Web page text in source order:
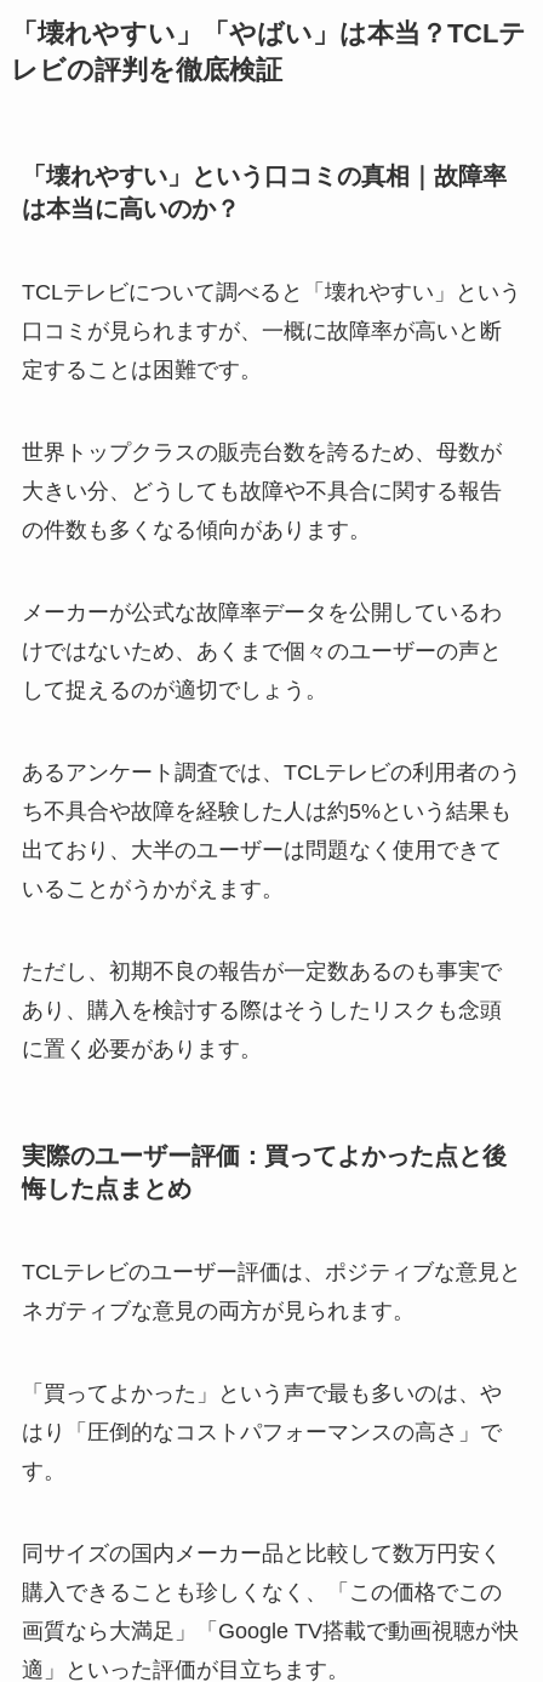
「壊れやすい」「やばい」は本当？TCLテ
レビの評判を徹底検証
「壊れやすい」という口コミの真相｜故障率
は本当に高いのか？
TCLテレビについて調べると「壊れやすい」という
口コミが見られますが、一概に故障率が高いと断
定することは困難です。
世界トップクラスの販売台数を誇るため、母数が
大きい分、どうしても故障や不具合に関する報告
の件数も多くなる傾向があります。
メーカーが公式な故障率データを公開しているわ
けではないため、あくまで個々のユーザーの声と
して捉えるのが適切でしょう。
あるアンケート調査では、TCLテレビの利用者のう
ち不具合や故障を経験した人は約5%という結果も
出ており、大半のユーザーは問題なく使用できて
いることがうかがえます。
ただし、初期不良の報告が一定数あるのも事実で
あり、購入を検討する際はそうしたリスクも念頭
に置く必要があります。
実際のユーザー評価：買ってよかった点と後
悔した点まとめ
TCLテレビのユーザー評価は、ポジティブな意見と
ネガティブな意見の両方が見られます。
「買ってよかった」という声で最も多いのは、や
はり「圧倒的なコストパフォーマンスの高さ」で
す。
同サイズの国内メーカー品と比較して数万円安く
購入できることも珍しくなく、「この価格でこの
画質なら大満足」「Google TV搭載で動画視聴が快
適」といった評価が目立ちます。